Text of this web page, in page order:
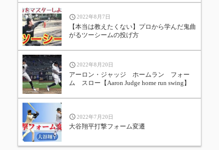
2022年8月7日
【本当は教えたくない】プロから学んだ鬼曲
がるツーシームの投げ方
2022年8月20日
アーロン・ジャッジ ホームラン フォー
ム スロー【Aaron Judge home run swing】
2022年7月20日
大谷翔平打撃フォーム変遷